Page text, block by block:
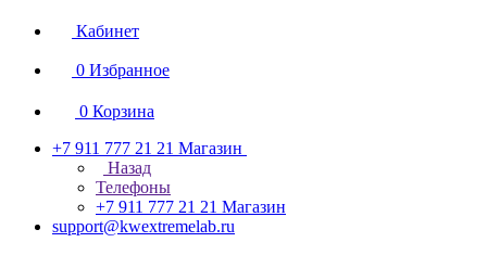
Кабинет
0 Избранное
0 Корзина
+7 911 777 21 21 Магазин
Назад
Телефоны
+7 911 777 21 21 Магазин
support@kwextremelab.ru